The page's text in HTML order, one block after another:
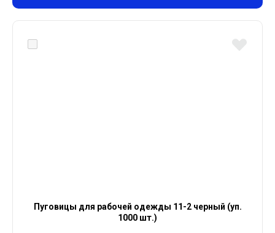
Пуговицы для рабочей одежды 11-2 черный (уп.
1000 шт.)